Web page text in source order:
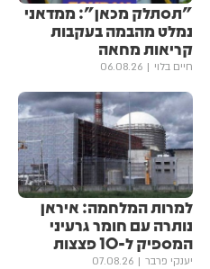
"תסתלק מכאן": ממדאני
נמלט מהבמה בעקבות
קריאות מחאה
חיים בלוי 06.08.26
למרות המלחמה: איראן
נותרה עם חומר גרעיני
המספיק ל-10 פצצות
יענקי פרבר 07.08.26